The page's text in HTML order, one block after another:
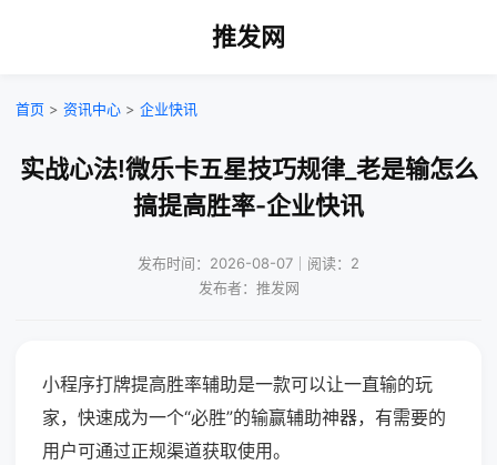
推发网
首页 > 资讯中心 > 企业快讯
实战心法!微乐卡五星技巧规律_老是输怎么
搞提高胜率-企业快讯
发布时间：2026-08-07｜阅读：2
发布者：推发网
小程序打牌提高胜率辅助是一款可以让一直输的玩
家，快速成为一个“必胜”的输赢辅助神器，有需要的
用户可通过正规渠道获取使用。